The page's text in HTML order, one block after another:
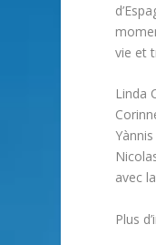
vie et
Linda
avec
Plus